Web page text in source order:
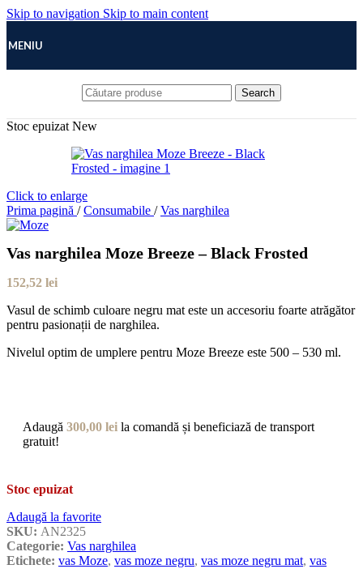
Skip to navigation Skip to main content
MENIU
Search
Stoc epuizat New
Click to enlarge
Prima pagină / Consumabile / Vas narghilea
Vas narghilea Moze Breeze – Black Frosted
152,52 lei
Vasul de schimb culoare negru mat este un accesoriu foarte atrăgător
pentru pasionații de narghilea.
Nivelul optim de umplere pentru Moze Breeze este 500 – 530 ml.
Adaugă 300,00 lei la comandă și beneficiază de transport
gratuit!
Stoc epuizat
Adaugă la favorite
SKU: AN2325
Categorie: Vas narghilea
Etichete: vas Moze, vas moze negru, vas moze negru mat, vas